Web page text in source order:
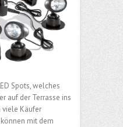
Spots, welches
auf der Terrasse ins
viele Käufer
mit dem